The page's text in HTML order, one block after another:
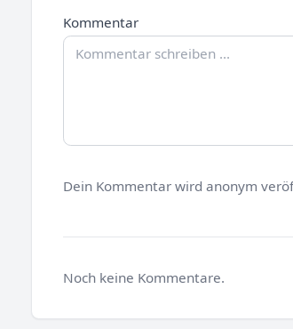
Kommentar
Dein Kommentar wird anonym
Noch keine Kommentare.